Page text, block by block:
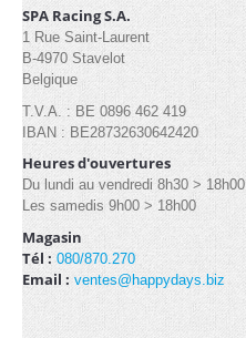
Industrielle/Pagode (13)
CONTACT
SPA Racing S.A.
1 Rue Saint-Laurent
B-4970 Stavelot
Belgique
T.V.A. : BE 0896 462 419
IBAN : BE28732630642420
Heures d'ouvertures
Du lundi au vendredi 8h30 > 18h00
Les samedis 9h00 > 18h00
Magasin
Tél : 080/870.270
Email : ventes@happydays.biz